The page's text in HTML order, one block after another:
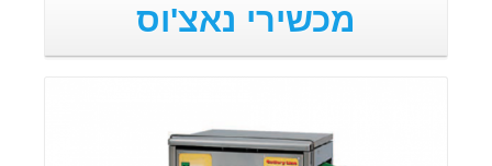
מכשירי נאצ'וס